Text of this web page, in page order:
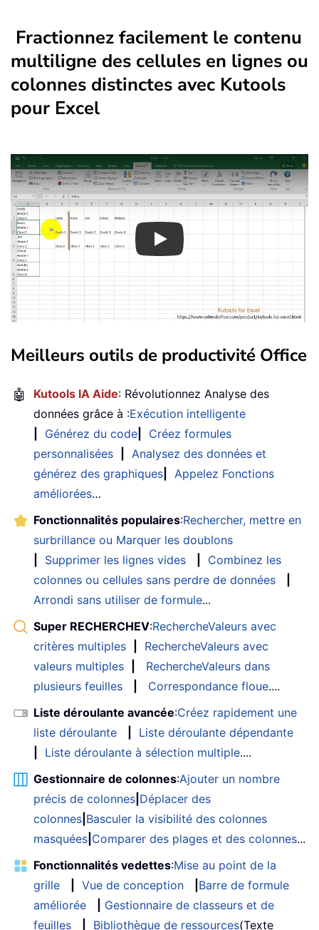
Fractionnez facilement le contenu
multiligne des cellules en lignes ou
colonnes distinctes avec Kutools
pour Excel
Play
Meilleurs outils de productivité Office
🤖 Kutools IA Aide: Révolutionnez Analyse des
données grâce à :Exécution intelligente
Générez du code
Créez formules
personnalisées
Analysez des données et
générez des graphiques
Appelez Fonctions
améliorées…
Fonctionnalités populaires:Rechercher, mettre en
surbrillance ou Marquer les doublons
Supprimer les lignes vides
Combinez les
colonnes ou cellules sans perdre de données
Arrondi sans utiliser de formule...
Super RECHERCHEV:RechercheValeurs avec
critères multiples
RechercheValeurs avec
valeurs multiples
RechercheValeurs dans
plusieurs feuilles
Correspondance floue....
Liste déroulante avancée:Créez rapidement une
liste déroulante
Liste déroulante dépendante
Liste déroulante à sélection multiple....
Gestionnaire de colonnes:Ajouter un nombre
précis de colonnes Déplacer des
colonnes Basculer la visibilité des colonnes
masquées Comparer des plages et des colonnes...
Fonctionnalités vedettes:Mise au point de la
grille
Vue de conception
Barre de formule
améliorée
Gestionnaire de classeurs et de
feuilles
Bibliothèque de ressources(Texte